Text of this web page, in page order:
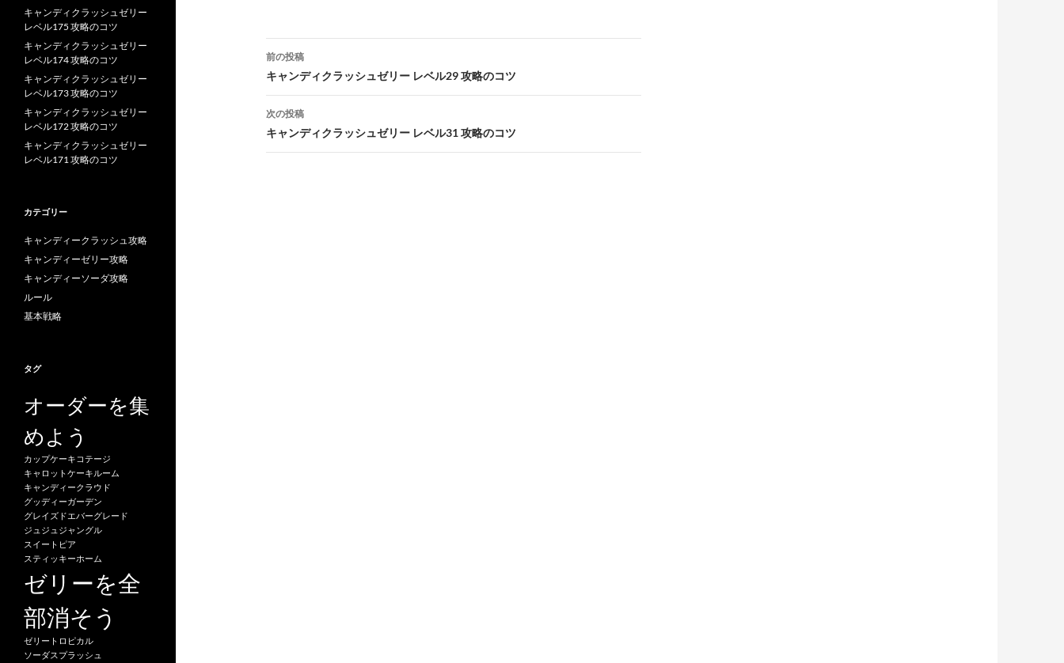
投
稿
ナ
ビ
ゲ
前の投稿
キャンディクラッシュゼリー レベル29 攻略のコツ
次の投稿
キャンディクラッシュゼリー レベル31 攻略のコツ
キャンディクラッシュゼリー
レベル175 攻略のコツ
キャンディクラッシュゼリー
レベル174 攻略のコツ
キャンディクラッシュゼリー
レベル173 攻略のコツ
キャンディクラッシュゼリー
レベル172 攻略のコツ
キャンディクラッシュゼリー
レベル171 攻略のコツ
カテゴリー
キャンディークラッシュ攻略
キャンディーゼリー攻略
キャンディーソーダ攻略
ルール
基本戦略
タグ
オーダーを集
めよう
カップケーキコテージ
キャロットケーキルーム
キャンディークラウド
グッディーガーデン
グレイズドエバーグレード
ジュジュジャングル
スイートピア
スティッキーホーム
ゼリーを全
部消そう
ゼリートロピカル
ソーダスプラッシュ